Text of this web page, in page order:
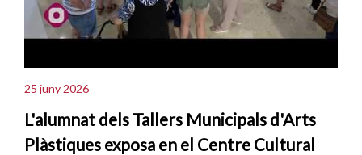
25 juny 2026
L'alumnat dels Tallers Municipals d'Arts
Plàstiques exposa en el Centre Cultural